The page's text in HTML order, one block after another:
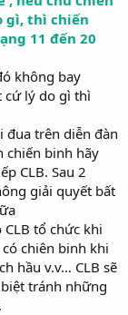
gì, thì chiến
11 đến 20
không bay
cứ lý do gì thì
đua trên diễn đàn
chiến binh hãy
CLB. Sau 2
giải quyết bất
tổ chức khi
chiên binh khi
hầu v.v… CLB sẽ
tránh những